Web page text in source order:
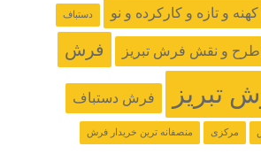
و تازه و کارکرده و نو دستباف
طرح و نقش فرش تبریز فرش
تبریز فرش دستباف
مرکزی منصفانه ترین خریدار فرش